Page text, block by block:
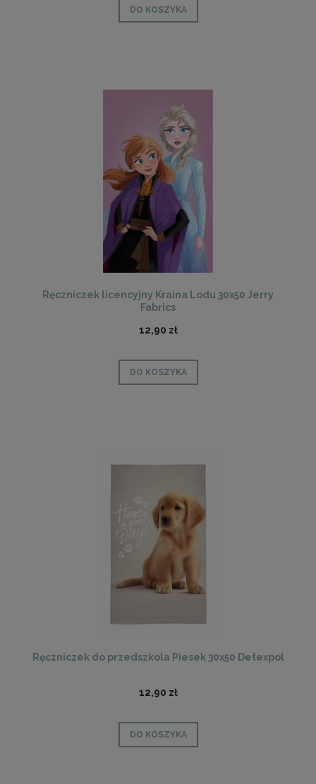
DO KOSZYKA
Ręczniczek licencyjny Kraina Lodu 30x50 Jerry
Fabrics
12,90 zł
DO KOSZYKA
Ręczniczek do przedszkola Piesek 30x50 Detexpol
12,90 zł
DO KOSZYKA